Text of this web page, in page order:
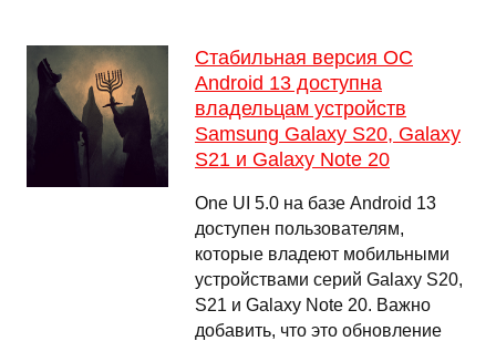
Стабильная версия ОС
Android 13 доступна
владельцам устройств
Samsung Galaxy S20, Galaxy
S21 и Galaxy Note 20
One UI 5.0 на базе Android 13
доступен пользователям,
которые владеют мобильными
устройствами серий Galaxy S20,
S21 и Galaxy Note 20. Важно
добавить, что это обновление